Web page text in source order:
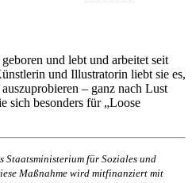
und lebt und arbeitet seit
und Illustratorin liebt sie es,
– ganz nach Lust
sich besonders für „Loose
für Soziales und
Maßnahme wird mitfinanziert mit